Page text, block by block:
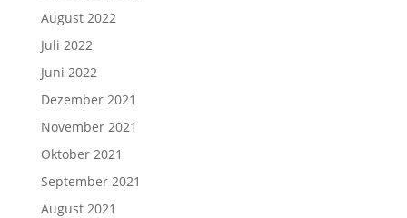
August 2022
Juli 2022
Juni 2022
Dezember 2021
November 2021
Oktober 2021
September 2021
August 2021